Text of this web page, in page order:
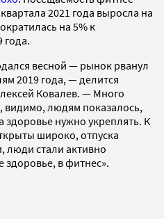
2021 года выросла на
на 5% к
года.
весной — рынок рванул
2019 года, — делится
Ковалев. — Много
видимо, людям показалось,
здоровье нужно укреплять. К
широко, отпуска
люди стали активно
здоровье, в фитнес».